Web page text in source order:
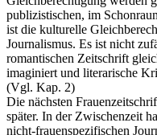
publizistischen, im
ist die kulturelle
Journalismus. Es ist nicht
romantischen Zeitschrift
imaginiert und literarische
(Vgl. Kap. 2)
Die nächsten
später. In der Zwischenzeit
nicht-frauenspezifischen